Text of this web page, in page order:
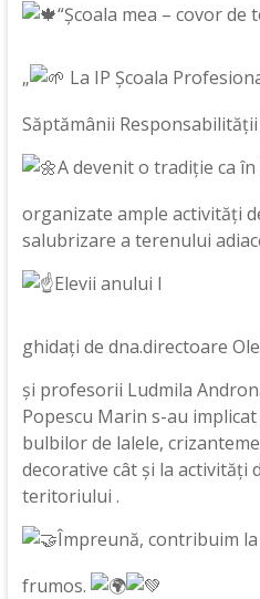
“Școala mea – covor de
„
La IP Școala
Săptămânii Responsabilității
A devenit o tradiție ca
organizate ample activități
salubrizare a terenului
Elevii anului I
ghidați de dna.directoare
și profesorii Ludmila
Popescu Marin s-au
bulbilor de lalele,
decorative cât și la activități
teritoriului .
Împreună, contribuim
frumos.